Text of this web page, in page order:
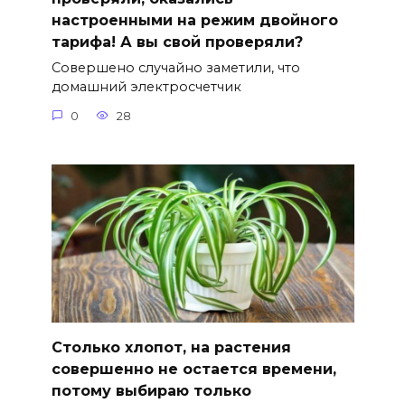
настроенными на режим двойного
тарифа! А вы свой проверяли?
Совершено случайно заметили, что
домашний электросчетчик
0 28
Столько хлопот, на растения
совершенно не остается времени,
потому выбираю только